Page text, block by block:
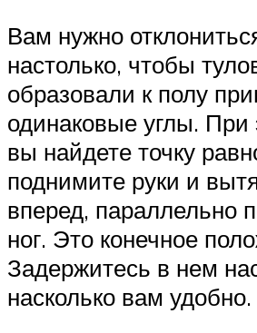
Вам нужно
настолько, чтобы
образовали к полу
одинаковые углы. При
вы найдете точку
поднимите руки и
вперед, параллельно
ног. Это конечное
Задержитесь в нем
насколько вам удобно.